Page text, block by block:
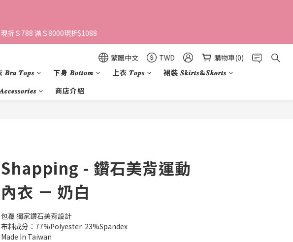
折＄788 滿＄8000現折$1088
繁體中文 TWD
購物車(0)
𝑩𝒓𝒂 𝑻𝒐𝒑𝒔 下身 𝑩𝒐𝒕𝒕𝒐𝒎 上衣 𝑻𝒐𝒑𝒔
裙裝 𝑺𝒌𝒊𝒓𝒕𝒔&𝑺𝒌𝒐𝒓𝒕𝒔
商店介紹
Shapping - 鑽石美背運動
內衣 － 奶白
包覆 獨家鑽石美背設計
布料成分：77%Polyester  23%Spandex
Made In Taiwan